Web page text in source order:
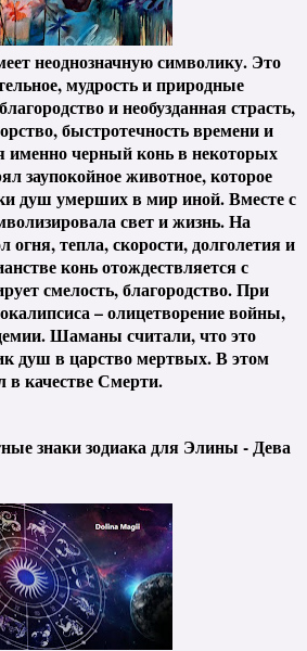
неоднозначную символику. Это
мудрость и природные
и необузданная страсть,
быстротечность времени и
именно черный конь в некоторых
заупокойное животное, которое
душ умерших в мир иной. Вместе с
свет и жизнь. На
огня, тепла, скорости, долголетия и
конь отождествляется с
смелость, благородство. При
– олицетворение войны,
Шаманы считали, что это
душ в царство мертвых. В этом
в качестве Смерти.
знаки зодиака для Элины - Дева